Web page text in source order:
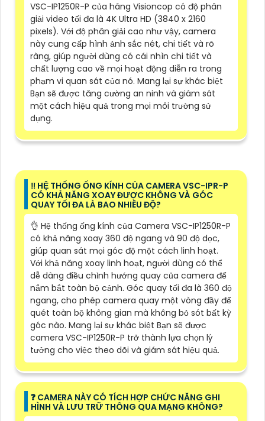
VSC-IP1250R-P của hãng Visioncop có độ phân
giải video tối đa là 4K Ultra HD (3840 x 2160
pixels). Với độ phân giải cao như vậy, camera
này cung cấp hình ảnh sắc nét, chi tiết và rõ
ràng, giúp người dùng có cái nhìn chi tiết và
chất lượng cao về mọi hoạt động diễn ra trong
phạm vi quan sát của nó. Mang lại sự khác biệt
Bạn sẽ được tăng cường an ninh và giám sát
một cách hiệu quả trong mọi môi trường sử
dụng.
‼️ HỆ THỐNG ỐNG KÍNH CỦA CAMERA VSC-IPR-P
CÓ KHẢ NĂNG XOAY ĐƯỢC KHÔNG VÀ GÓC
QUAY TỐI ĐA LÀ BAO NHIÊU ĐỘ?
👌 Hệ thống ống kính của Camera VSC-IP1250R-P
có khả năng xoay 360 độ ngang và 90 độ dọc,
giúp quan sát mọi góc độ một cách linh hoạt.
Với khả năng xoay linh hoạt, người dùng có thể
dễ dàng điều chỉnh hướng quay của camera để
nắm bắt toàn bộ cảnh. Góc quay tối đa là 360 độ
ngang, cho phép camera quay một vòng đầy để
quét toàn bộ không gian mà không bỏ sót bất kỳ
góc nào. Mang lại sự khác biệt Bạn sẽ được
camera VSC-IP1250R-P trở thành lựa chọn lý
tưởng cho việc theo dõi và giám sát hiệu quả.
️❓ CAMERA NÀY CÓ TÍCH HỢP CHỨC NĂNG GHI
HÌNH VÀ LƯU TRỮ THÔNG QUA MẠNG KHÔNG?